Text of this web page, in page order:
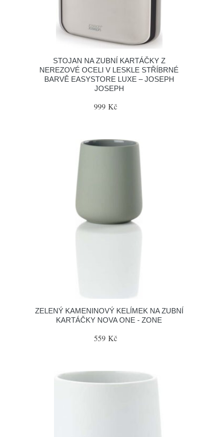
STOJAN NA ZUBNÍ KARTÁČKY Z
NEREZOVÉ OCELI V LESKLE STŘÍBRNÉ
BARVĚ EASYSTORE LUXE – JOSEPH
JOSEPH
999 Kč
ZELENÝ KAMENINOVÝ KELÍMEK NA ZUBNÍ
KARTÁČKY NOVA ONE - ZONE
559 Kč